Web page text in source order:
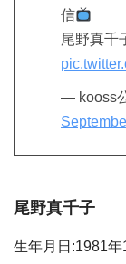
信
尾野真千
— kooss
尾野真千子
生年月日:1981年